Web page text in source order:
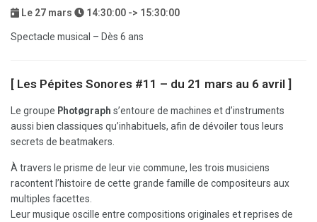
Le 27 mars 14:30:00 -> 15:30:00
Spectacle musical – Dès 6 ans
[ Les Pépites Sonores #11 – du 21 mars au 6 avril ]
Le groupe Photøgraph s’entoure de machines et d’instruments
aussi bien classiques qu’inhabituels, afin de dévoiler tous leurs
secrets de beatmakers.
À travers le prisme de leur vie commune, les trois musiciens
racontent l’histoire de cette grande famille de compositeurs aux
multiples facettes.
Leur musique oscille entre compositions originales et reprises de